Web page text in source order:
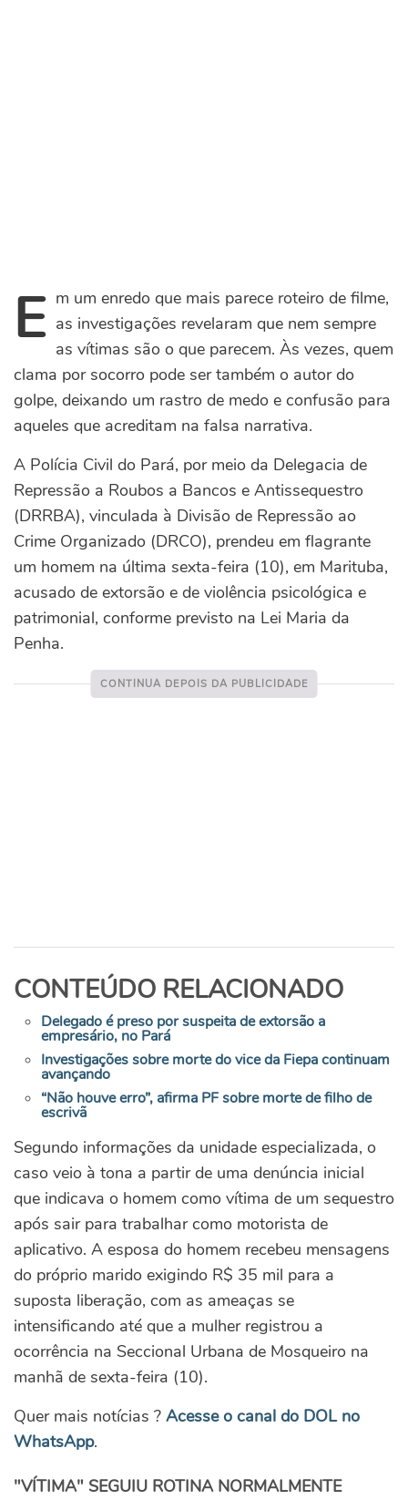
E m um enredo que mais parece roteiro de filme,
as investigações revelaram que nem sempre
as vítimas são o que parecem. Às vezes, quem
clama por socorro pode ser também o autor do
golpe, deixando um rastro de medo e confusão para
aqueles que acreditam na falsa narrativa.
A Polícia Civil do Pará, por meio da Delegacia de
Repressão a Roubos a Bancos e Antissequestro
(DRRBA), vinculada à Divisão de Repressão ao
Crime Organizado (DRCO), prendeu em flagrante
um homem na última sexta-feira (10), em Marituba,
acusado de extorsão e de violência psicológica e
patrimonial, conforme previsto na Lei Maria da
Penha.
CONTEÚDO RELACIONADO
Delegado é preso por suspeita de extorsão a
empresário, no Pará
Investigações sobre morte do vice da Fiepa continuam
avançando
“Não houve erro”, afirma PF sobre morte de filho de
escrivã
Segundo informações da unidade especializada, o
caso veio à tona a partir de uma denúncia inicial
que indicava o homem como vítima de um sequestro
após sair para trabalhar como motorista de
aplicativo. A esposa do homem recebeu mensagens
do próprio marido exigindo R$ 35 mil para a
suposta liberação, com as ameaças se
intensificando até que a mulher registrou a
ocorrência na Seccional Urbana de Mosqueiro na
manhã de sexta-feira (10).
Quer mais notícias ? Acesse o canal do DOL no
WhatsApp.
"VÍTIMA" SEGUIU ROTINA NORMALMENTE